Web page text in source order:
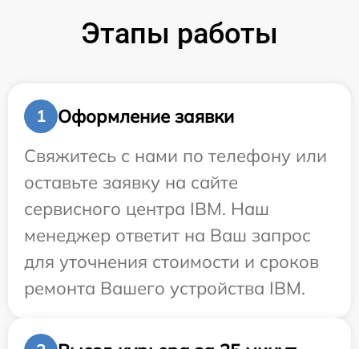
Этапы работы
1
Оформление заявки
Свяжитесь с нами по телефону или
оставьте заявку на сайте
сервисного центра IBM. Наш
менеджер ответит на Ваш запрос
для уточнения стоимости и сроков
ремонта Вашего устройства IBM.